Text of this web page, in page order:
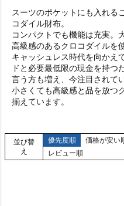
スーツのポケットにも入れる
コダイル財布。
コンパクトでも機能は充実。
高級感のあるクロコダイルを
キャッシュレス時代を向かえ
ドと必要最低限の現金を持つ
言う方も増え、今注目されて
小さくても高級感と品を放つ
揃えています。
並び替
え
優先度順 価格が安い
レビュー順